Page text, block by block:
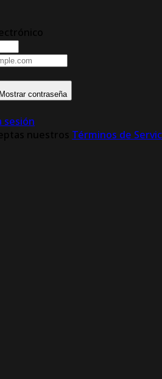
Mostrar contraseña
sesión
nuestros Términos de